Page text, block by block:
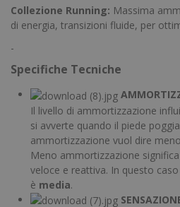
Collezione Running: Massima
di energia, transizioni fluide, per
-
Specifiche Tecniche
Il livello di ammortizzazione
si avverte quando il piede
ammortizzazione vuol dire
Meno ammortizzazione
veloce e reattiva. In questo
è media.